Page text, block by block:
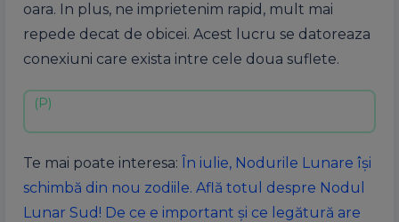
oara. In plus, ne imprietenim rapid, mult mai
repede decat de obicei. Acest lucru se datoreaza
conexiuni care exista intre cele doua suflete.
Te mai poate interesa: În iulie, Nodurile Lunare își
schimbă din nou zodiile. Află totul despre Nodul
Lunar Sud! De ce e important și ce legătură are